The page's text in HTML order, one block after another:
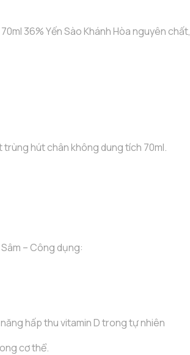
36% Yến Sào Khánh Hòa nguyên chất,
hút chân không dung tích 70ml.
– Công dụng:
hấp thu vitamin D trong tự nhiên
cơ thể.